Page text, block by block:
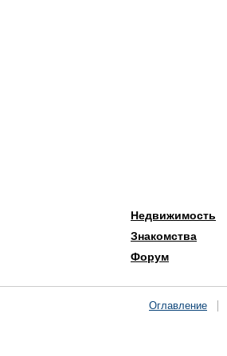
Недвижимость
Знакомства
Форум
Оглавление